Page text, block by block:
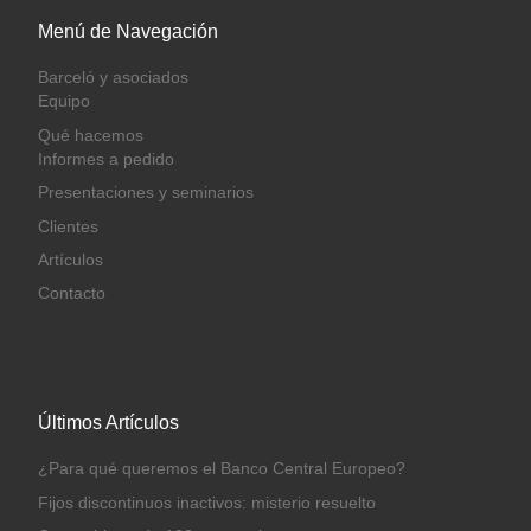
Menú de Navegación
Barceló y asociados
Equipo
Qué hacemos
Informes a pedido
Presentaciones y seminarios
Clientes
Artículos
Contacto
Últimos Artículos
¿Para qué queremos el Banco Central Europeo?
Fijos discontinuos inactivos: misterio resuelto